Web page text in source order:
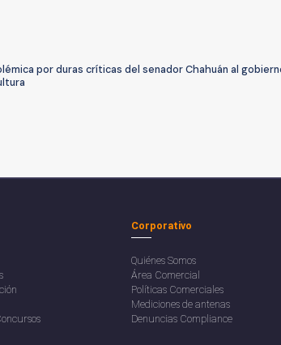
por duras críticas del senador Chahuán al
Corporativo
Quiénes Somos
Área Comercial
Políticas Comerciales
Mediciones de antenas
Denuncias Compliance